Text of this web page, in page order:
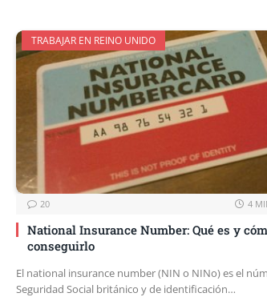
TRABAJAR EN REINO UNIDO
20 4
National Insurance Number: Qué es y
conseguirlo
El national insurance number (NIN o NINo) es el
Seguridad Social británico y de identificación…